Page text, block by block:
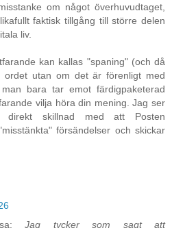
om något överhuvudtaget,
faktisk tillgång till större delen
liv.
kan kallas "spaning" (och då
ordet utan om det är förenligt med
bara tar emot färdigpaketerad
vilja höra din mening. Jag ser
direkt skillnad med att Posten
försändelser och skickar
sa:Jag tycker som sagt att